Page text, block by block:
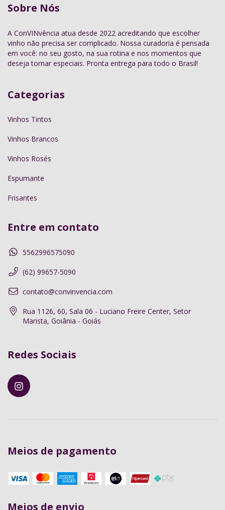
Sobre Nós
A ConVINvência atua desde 2022 acreditando que escolher
vinho não precisa ser complicado. Nossa curadoria é pensada
em você: no seu gosto, na sua rotina e nos momentos que
deseja tornar especiais. Pronta entrega para todo o Brasil!
Categorias
Vinhos Tintos
Vinhos Brancos
Vinhos Rosés
Espumante
Frisantes
Entre em contato
5562996575090
(62) 99657-5090
contato@convinvencia.com
Rua 1126, 60, Sala 06 - Luciano Freire Center, Setor
Marista, Goiânia - Goiás
Redes Sociais
Meios de pagamento
Meios de envio